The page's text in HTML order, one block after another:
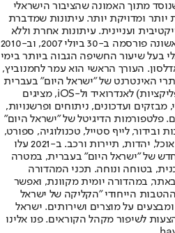
מתוך האמונה שהציבור הישראלי
יותר ומדויקת יותר. עיתונות שמדברת
ועניינית. עיתונות אחרת וללא
תשלום. המהדורה המודפסת הראשונה פורסמה ב-30 ביולי 2007, וב-2010
בעל שיעור החשיפה הגבוה ביותר בימי
העורך הראשי הוא עמר לחמנוביץ,
האינטרנט של "ישראל היום" בעברית
ובאנגלית, כמו כן היישומונים (אפליקציות) לאנדרואיד ול-iOS, מציגים
ועדכונים, ניתוחים ופרשנויות,
פלטפורמות הדיגיטל של "ישראל היום"
ובידור, לייף סטייל, טכנולוגיה, ספורט,
כלכלה וצרכנות, בריאות, חיילים, אוכל, יהדות, תיירות ורכב. ב-2021 עלו
של "ישראל היום" בעברית, במטרה
בטוחה ונוחה. תכני המהדורה
במהדורה יומית מקוונת, ואפשר
הייחודי "הקליקה של ישראל
על מוצרים ושירותים. ישראל
לשיפור מקהל הקוראים. פנו אלינו